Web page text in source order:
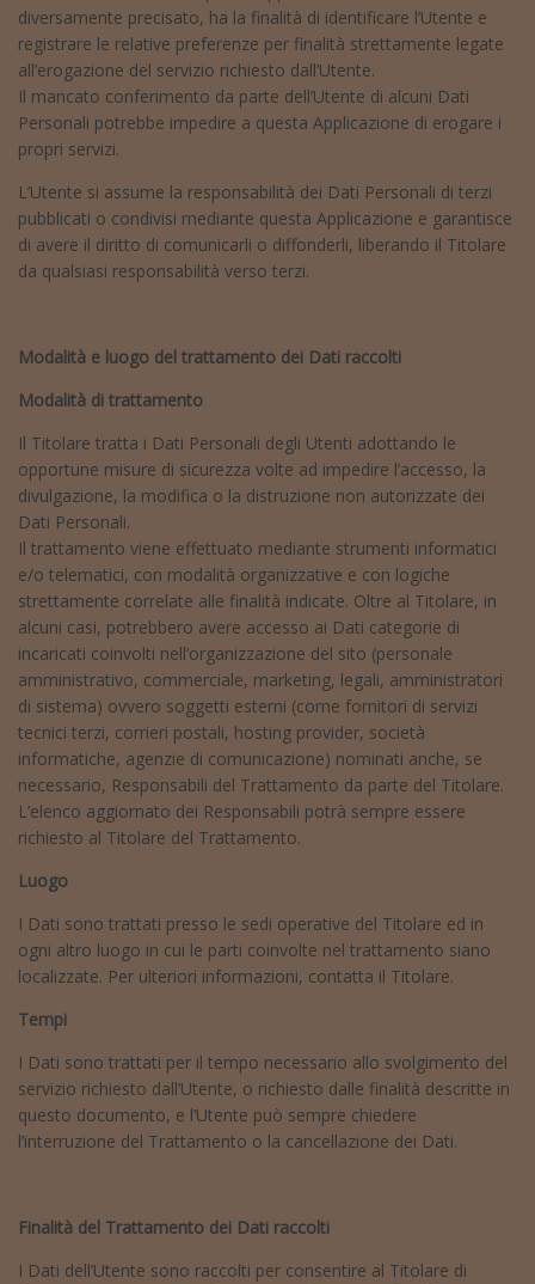
diversamente precisato, ha la finalità di identificare l’Utente e
registrare le relative preferenze per finalità strettamente legate
all’erogazione del servizio richiesto dall’Utente.
Il mancato conferimento da parte dell’Utente di alcuni Dati
Personali potrebbe impedire a questa Applicazione di erogare i
propri servizi.
L’Utente si assume la responsabilità dei Dati Personali di terzi
pubblicati o condivisi mediante questa Applicazione e garantisce
di avere il diritto di comunicarli o diffonderli, liberando il Titolare
da qualsiasi responsabilità verso terzi.
Modalità e luogo del trattamento dei Dati raccolti
Modalità di trattamento
Il Titolare tratta i Dati Personali degli Utenti adottando le
opportune misure di sicurezza volte ad impedire l’accesso, la
divulgazione, la modifica o la distruzione non autorizzate dei
Dati Personali.
Il trattamento viene effettuato mediante strumenti informatici
e/o telematici, con modalità organizzative e con logiche
strettamente correlate alle finalità indicate. Oltre al Titolare, in
alcuni casi, potrebbero avere accesso ai Dati categorie di
incaricati coinvolti nell’organizzazione del sito (personale
amministrativo, commerciale, marketing, legali, amministratori
di sistema) ovvero soggetti esterni (come fornitori di servizi
tecnici terzi, corrieri postali, hosting provider, società
informatiche, agenzie di comunicazione) nominati anche, se
necessario, Responsabili del Trattamento da parte del Titolare.
L’elenco aggiornato dei Responsabili potrà sempre essere
richiesto al Titolare del Trattamento.
Luogo
I Dati sono trattati presso le sedi operative del Titolare ed in
ogni altro luogo in cui le parti coinvolte nel trattamento siano
localizzate. Per ulteriori informazioni, contatta il Titolare.
Tempi
I Dati sono trattati per il tempo necessario allo svolgimento del
servizio richiesto dall’Utente, o richiesto dalle finalità descritte in
questo documento, e l’Utente può sempre chiedere
l’interruzione del Trattamento o la cancellazione dei Dati.
Finalità del Trattamento dei Dati raccolti
I Dati dell’Utente sono raccolti per consentire al Titolare di